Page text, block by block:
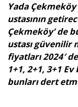
Yada
ustasının
Çekmeköy’ de
ustası güvenilir
fiyatları 2024′
1+1, 2+1, 3+1
bunları dert